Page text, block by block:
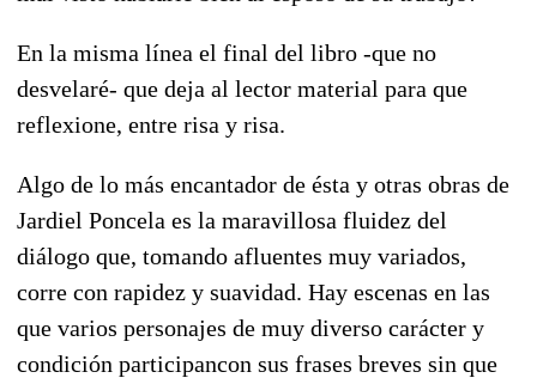
En la misma línea el final del libro -que no
desvelaré- que deja al lector material para que
reflexione, entre risa y risa.
Algo de lo más encantador de ésta y otras obras de
Jardiel Poncela es la maravillosa fluidez del
diálogo que, tomando afluentes muy variados,
corre con rapidez y suavidad. Hay escenas en las
que varios personajes de muy diverso carácter y
condición participancon sus frases breves sin que